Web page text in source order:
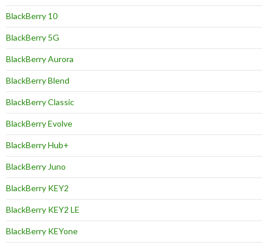
BlackBerry 10
BlackBerry 5G
BlackBerry Aurora
BlackBerry Blend
BlackBerry Classic
BlackBerry Evolve
BlackBerry Hub+
BlackBerry Juno
BlackBerry KEY2
BlackBerry KEY2 LE
BlackBerry KEYone